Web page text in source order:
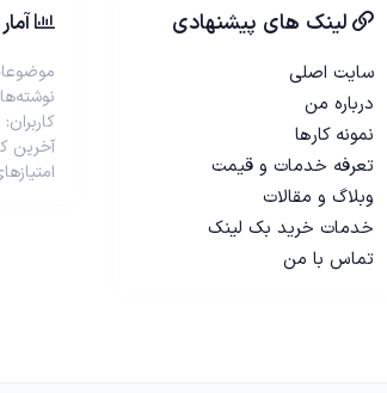
لینک های پیشنهادی
سایت اصلی
درباره من
نمونه کارها
تعرفه خدمات و قیمت
وبلاگ و مقالات
خدمات خرید بک لینک
تماس با من
نوشته‌ها
کاربران
آخرین